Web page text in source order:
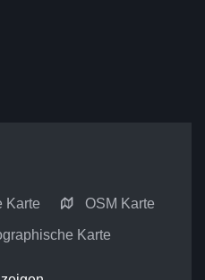
Karte OSM Karte
Karte